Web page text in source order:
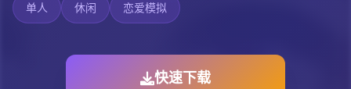
单人 休闲 恋爱模拟
快速下载